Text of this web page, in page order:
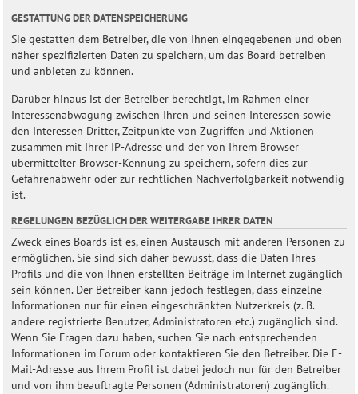
GESTATTUNG DER DATENSPEICHERUNG
Sie gestatten dem Betreiber, die von Ihnen eingegebenen und oben
näher spezifizierten Daten zu speichern, um das Board betreiben
und anbieten zu können.
Darüber hinaus ist der Betreiber berechtigt, im Rahmen einer
Interessenabwägung zwischen Ihren und seinen Interessen sowie
den Interessen Dritter, Zeitpunkte von Zugriffen und Aktionen
zusammen mit Ihrer IP-Adresse und der von Ihrem Browser
übermittelter Browser-Kennung zu speichern, sofern dies zur
Gefahrenabwehr oder zur rechtlichen Nachverfolgbarkeit notwendig
ist.
REGELUNGEN BEZÜGLICH DER WEITERGABE IHRER DATEN
Zweck eines Boards ist es, einen Austausch mit anderen Personen zu
ermöglichen. Sie sind sich daher bewusst, dass die Daten Ihres
Profils und die von Ihnen erstellten Beiträge im Internet zugänglich
sein können. Der Betreiber kann jedoch festlegen, dass einzelne
Informationen nur für einen eingeschränkten Nutzerkreis (z. B.
andere registrierte Benutzer, Administratoren etc.) zugänglich sind.
Wenn Sie Fragen dazu haben, suchen Sie nach entsprechenden
Informationen im Forum oder kontaktieren Sie den Betreiber. Die E-
Mail-Adresse aus Ihrem Profil ist dabei jedoch nur für den Betreiber
und von ihm beauftragte Personen (Administratoren) zugänglich.